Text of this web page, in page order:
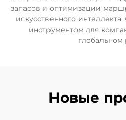
запасов и оптимизации
искусственного
инструментом для
глобальном
Новые